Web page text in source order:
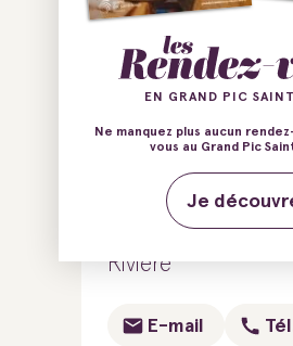
Ajouter au carnet
290 Avenue de
Sauveur
Rivière
E-mail
EN GRAND PIC
Ne manquez plus aucun
vous au Grand Pic
Je